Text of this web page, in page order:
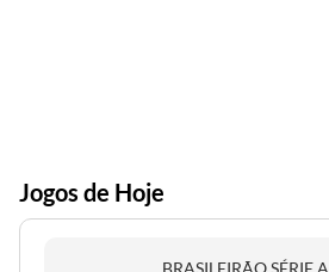
Jogos de Hoje
BRASILEIRÃO SÉRIE A